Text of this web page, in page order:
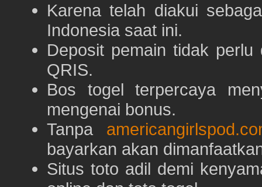
Karena telah diakui
Indonesia saat ini.
Deposit pemain tidak
QRIS.
Bos togel terpercaya
mengenai bonus.
Tanpa
bayarkan akan
Situs toto adil demi